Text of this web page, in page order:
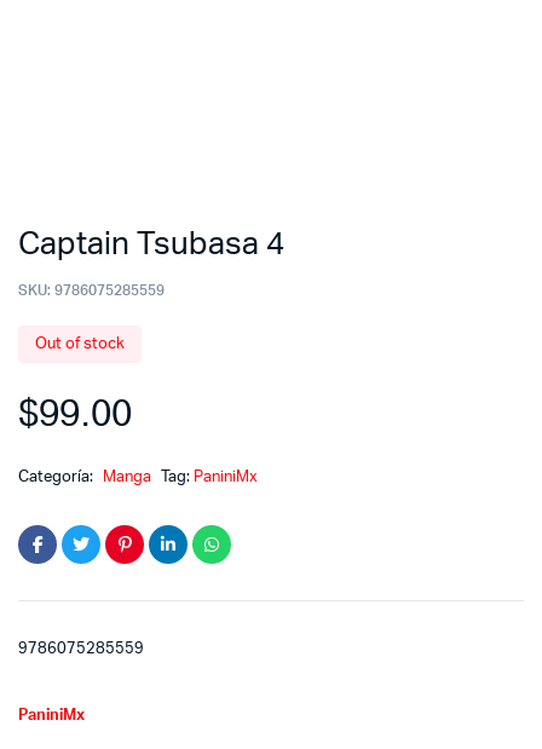
Captain Tsubasa 4
SKU: 9786075285559
Out of stock
$99.00
Categoría: Manga Tag: PaniniMx
9786075285559
PaniniMx